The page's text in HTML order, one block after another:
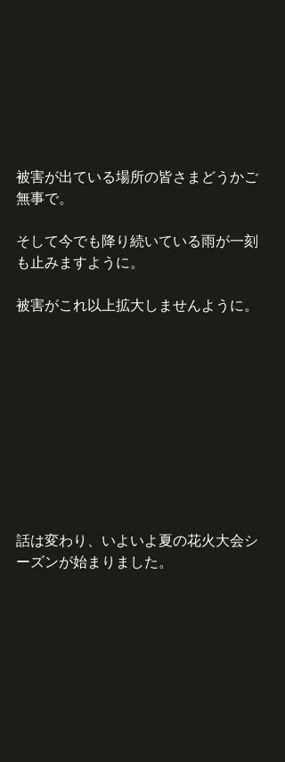
被害が出ている場所の皆さまどうかご
無事で。
そして今でも降り続いている雨が一刻
も止みますように。
被害がこれ以上拡大しませんように。
話は変わり、いよいよ夏の花火大会シ
ーズンが始まりました。